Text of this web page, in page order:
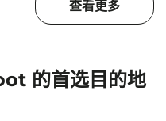
查看更多
的首选目的地